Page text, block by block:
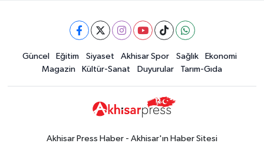
Güncel Eğitim Siyaset Akhisar Spor Sağlık
Ekonomi
Magazin
Kültür-Sanat Duyurular Tarım-Gıda
Akhisar Press Haber - Akhisar'ın Haber Sitesi